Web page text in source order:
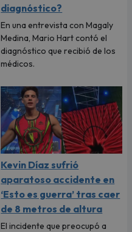
diagnóstico?
En una entrevista con Magaly
Medina, Mario Hart contó el
diagnóstico que recibió de los
médicos.
Kevin Díaz sufrió
aparatoso accidente en
‘Esto es guerra’ tras caer
de 8 metros de altura
El incidente que preocupó a